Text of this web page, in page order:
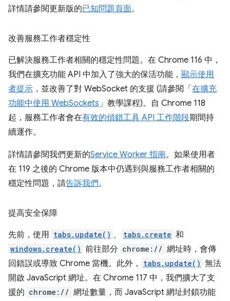
詳情請參閱更新版的已知問題頁面。
改善服務工作者穩定性
已解決服務工作者相關的穩定性問題。在 Chrome 116 中，
我們在擴充功能 API 中加入了強大的保活功能， 顯示使用
者提示 ，並改善了對 WebSocket 的支援 (請參閱「 在擴充
功能中使用 WebSockets」教學課程)。自 Chrome 118
起，服務工作者會在有效的偵錯工具 API 工作階段期間持
續運作。
詳情請參閱我們更新的Service Worker 指南。如果使用者
在 119 之後的 Chrome 版本中仍遇到與服務工作者相關的
穩定性問題，請告訴我們。
提高安全保障
先前，使用 tabs.update() 、 tabs.create 和
windows.create() 前往部分 chrome:// 網址時，會傳
回錯誤或導致 Chrome 當機。此外，
tabs.update() 無法
開啟 JavaScript 網址。在 Chrome 117 中，我們擴大了支
援的 chrome:// 網址數量，而 JavaScript 網址封鎖功能